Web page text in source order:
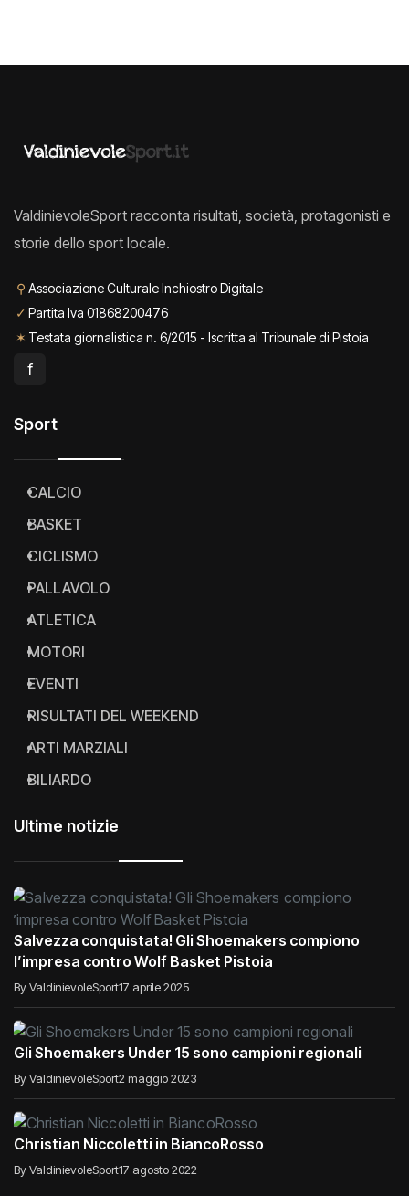
ValdinievoleSport racconta risultati, società, protagonisti e
storie dello sport locale.
⚲ Associazione Culturale Inchiostro Digitale
✓ Partita Iva 01868200476
✶ Testata giornalistica n. 6/2015 - Iscritta al Tribunale di Pistoia
f
Sport
CALCIO
BASKET
CICLISMO
PALLAVOLO
ATLETICA
MOTORI
EVENTI
RISULTATI DEL WEEKEND
ARTI MARZIALI
BILIARDO
Ultime notizie
Salvezza conquistata! Gli Shoemakers compiono
l’impresa contro Wolf Basket Pistoia
By ValdinievoleSport17 aprile 2025
Gli Shoemakers Under 15 sono campioni regionali
By ValdinievoleSport2 maggio 2023
Christian Niccoletti in BiancoRosso
By ValdinievoleSport17 agosto 2022